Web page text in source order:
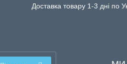
Доставка товару 1-3 дні по